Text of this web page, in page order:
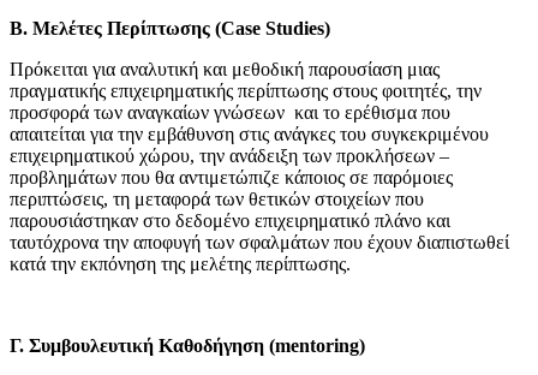
Β. Μελέτες Περίπτωσης (Case Studies)
Πρόκειται για αναλυτική και μεθοδική παρουσίαση μιας
πραγματικής επιχειρηματικής περίπτωσης στους φοιτητές, την
προσφορά των αναγκαίων γνώσεων και το ερέθισμα που
απαιτείται για την εμβάθυνση στις ανάγκες του συγκεκριμένου
επιχειρηματικού χώρου, την ανάδειξη των προκλήσεων –
προβλημάτων που θα αντιμετώπιζε κάποιος σε παρόμοιες
περιπτώσεις, τη μεταφορά των θετικών στοιχείων που
παρουσιάστηκαν στο δεδομένο επιχειρηματικό πλάνο και
ταυτόχρονα την αποφυγή των σφαλμάτων που έχουν διαπιστωθεί
κατά την εκπόνηση της μελέτης περίπτωσης.
Γ. Συμβουλευτική Καθοδήγηση (mentoring)